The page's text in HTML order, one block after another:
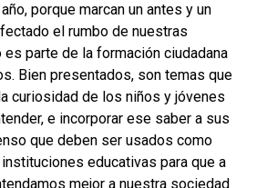
porque marcan un antes y un
el rumbo de nuestras
parte de la formación ciudadana
Bien presentados, son temas que
curiosidad de los niños y jóvenes
e incorporar ese saber a sus
que deben ser usados como
educativas para que a
mejor a nuestra sociedad